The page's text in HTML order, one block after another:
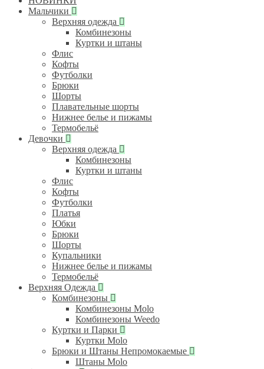
Мальчики
Верхняя одежда
Комбинезоны
Куртки и штаны
Флис
Кофты
Футболки
Брюки
Шорты
Плавательные шорты
Нижнее белье и пижамы
Термобельё
Девочки
Верхняя одежда
Комбинезоны
Куртки и штаны
Флис
Кофты
Футболки
Платья
Юбки
Брюки
Шорты
Купальники
Нижнее белье и пижамы
Термобельё
Верхняя Одежда
Комбинезоны
Комбинезоны Molo
Комбинезоны Weedo
Куртки и Парки
Куртки Molo
Брюки и Штаны Непромокаемые
Штаны Molo